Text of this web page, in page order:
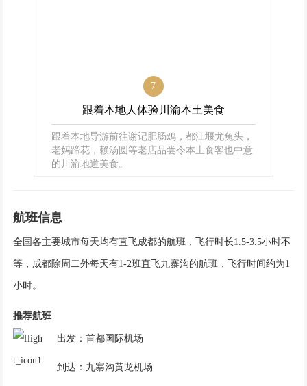
7
跟着本地人体验川渝本土美食
跟着本地导游前往谢记肥肠鸡，都江堰尤兔头，
老妈蹄花，赖汤圆等老店品尝令本土食客也中意
的川渝地道美食。
航班信息
全国各主要城市每天均有直飞成都的航班，飞行时长1.5-3.5小时不
等，成都除周二外每天有1-2班直飞九寨沟的航班，飞行时间约为1
小时。
推荐航班
出发：首都国际机场
到达：九寨沟黄龙机场